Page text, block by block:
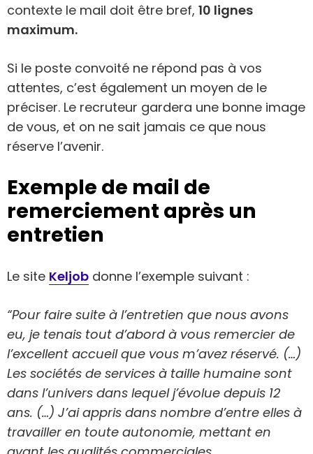
contexte le mail doit être bref, 10 lignes
maximum.
Si le poste convoité ne répond pas à vos
attentes, c’est également un moyen de le
préciser. Le recruteur gardera une bonne image
de vous, et on ne sait jamais ce que nous
réserve l’avenir.
Exemple de mail de
remerciement après un
entretien
Le site Keljob donne l’exemple suivant :
“Pour faire suite à l’entretien que nous avons
eu, je tenais tout d’abord à vous remercier de
l’excellent accueil que vous m’avez réservé. (…)
Les sociétés de services à taille humaine sont
dans l’univers dans lequel j’évolue depuis 12
ans. (…) J’ai appris dans nombre d’entre elles à
travailler en toute autonomie, mettant en